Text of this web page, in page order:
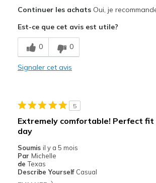
Breathe Well
Comfortable
Travel
Width
Sizing
View On Shoes
Continuer les achatsOui, je
Est-ce que cet avis est utile?
0 0
Signaler cet avis
5
Extremely comfortable! Perfect
day
Soumis il y a 5 mois
Par Michelle
de Texas
Describe Yourself Casual